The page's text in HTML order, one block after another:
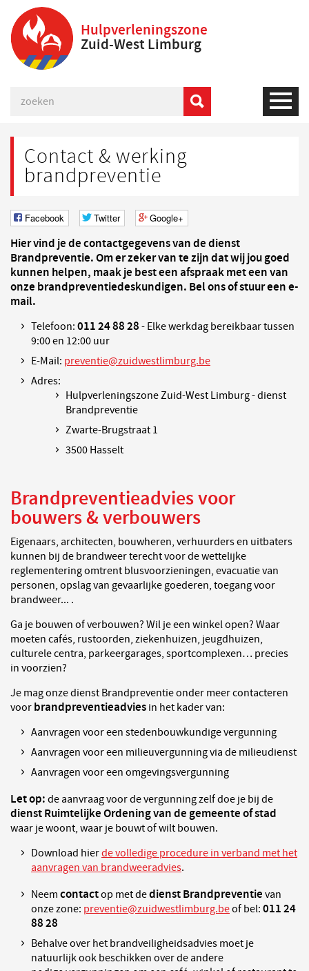
Hulpverleningszone
Zuid-West Limburg
Contact & werking
brandpreventie
Facebook Twitter Google+
Hier vind je de contactgegevens van de dienst
Brandpreventie. Om er zeker van te zijn dat wij jou goed
kunnen helpen, maak je best een afspraak met een van
onze brandpreventiedeskundigen. Bel ons of stuur een e-
mail.
Telefoon: 011 24 88 28 - Elke werkdag bereikbaar tussen
9:00 en 12:00 uur
E-Mail: preventie@zuidwestlimburg.be
Adres:
Hulpverleningszone Zuid-West Limburg - dienst
Brandpreventie
Zwarte-Brugstraat 1
3500 Hasselt
Brandpreventieadvies voor
bouwers & verbouwers
Eigenaars, architecten, bouwheren, verhuurders en uitbaters
kunnen bij de brandweer terecht voor de wettelijke
reglementering omtrent blusvoorzieningen, evacuatie van
personen, opslag van gevaarlijke goederen, toegang voor
brandweer... .
Ga je bouwen of verbouwen? Wil je een winkel open? Waar
moeten cafés, rustoorden, ziekenhuizen, jeugdhuizen,
culturele centra, parkeergarages, sportcomplexen… precies
in voorzien?
Je mag onze dienst Brandpreventie onder meer contacteren
voor brandpreventieadvies in het kader van:
Aanvragen voor een stedenbouwkundige vergunning
Aanvragen voor een milieuvergunning via de milieudienst
Aanvragen voor een omgevingsvergunning
Let op: de aanvraag voor de vergunning zelf doe je bij de
dienst Ruimtelijke Ordening van de gemeenteof stad
waar je woont, waar je bouwt of wilt bouwen.
Download hierde volledige procedure in verband met het
aanvragen van brandweeradvies.
Neem contactop met dedienst Brandpreventie van
onze zone: preventie@zuidwestlimburg.beof bel: 011 24
88 28
Behalve over het brandveiligheidsadvies moet je
natuurlijk ook beschikken over de andere